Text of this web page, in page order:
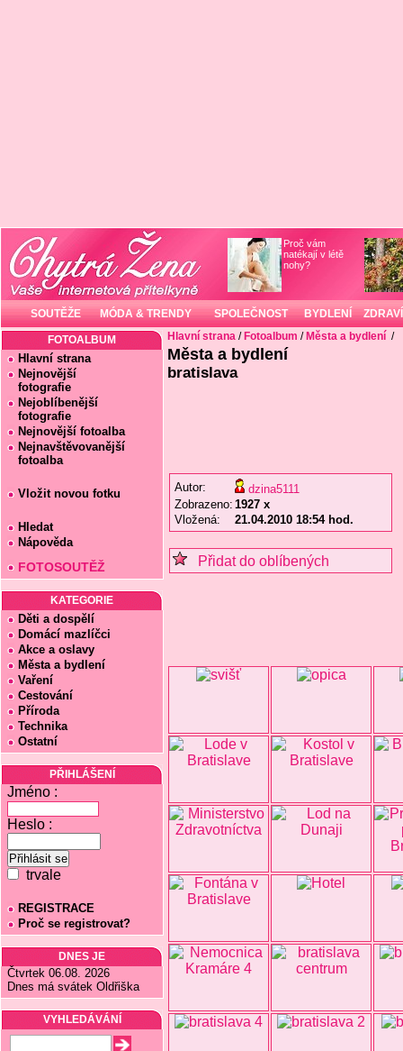
Proč vám
natékají v létě
nohy?
SOUTĚŽE MÓDA & TRENDY SPOLEČNOST BYDLENÍ ZDRAVÍ
FOTOALBUM
Hlavní strana
Nejnovější
fotografie
Nejoblíbenější
fotografie
Nejnovější fotoalba
Nejnavštěvovanější
fotoalba
Vložit novou fotku
Hledat
Nápověda
FOTOSOUTĚŽ
KATEGORIE
Děti a dospělí
Domácí mazlíčci
Akce a oslavy
Města a bydlení
Vaření
Cestování
Příroda
Technika
Ostatní
PŘIHLÁŠENÍ
Jméno :
Heslo :
trvale
REGISTRACE
Proč se registrovat?
DNES JE
Čtvrtek 06.08. 2026
Dnes má svátek Oldřiška
VYHLEDÁVÁNÍ
Hlavní strana / Fotoalbum / Města a bydlení /
Města a bydlení
bratislava
Autor:
dzina5111
Zobrazeno: 1927 x
Vložená:
21.04.2010 18:54 hod.
Přidat do oblíbených